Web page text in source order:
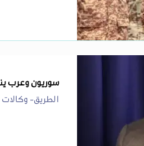
سوريون وعرب
الطريق-